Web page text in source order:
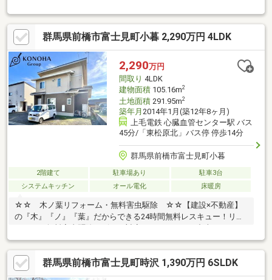
相談などもお気軽にどうぞ♪
群馬県前橋市富士見町小暮 2,290万円 4LDK
2,290万円
間取り 4LDK
建物面積105.16m2
土地面積291.95m2
築年月 2014年1月(築12年8ヶ月)
上毛電鉄 心臓血管センター駅 バス
45分/「東松原北」バス停 停歩14分
群馬県前橋市富士見町小暮
2階建て 駐車場あり
駐車3台
システムキッチン
オール電化 床暖房
☆☆ 木ノ葉リフォーム・無料害虫駆除 ☆☆【建設×不動産】
の『木』『ノ』『葉』だからできる24時間無料レスキュー！リフ
ターサービスがついており、住んでからの安心をずっとお届けし
ます！内覧時に、無料相談・お見積りも物件ごとに作成可能！！
オウチ探しも、リフォームも一緒に相談できます！＼弊社には、
『きつね隊』・『ゴリラ隊』という無料かけつけサービスの仕組
群馬県前橋市富士見町時沢 1,390万円 6SLDK